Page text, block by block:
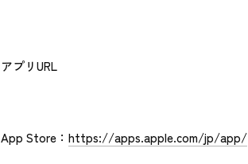
アプリURL
App Store： https://apps.apple.com/jp/app/